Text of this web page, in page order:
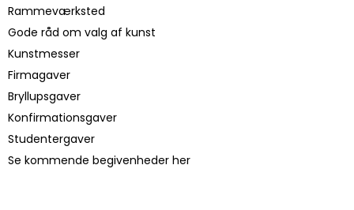
Rammeværksted
Gode råd om valg af kunst
Kunstmesser
Firmagaver
Bryllupsgaver
Konfirmationsgaver
Studentergaver
Se kommende begivenheder her